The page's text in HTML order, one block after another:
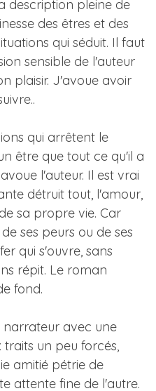
description pleine de
des êtres et des
qui séduit. Il faut
sensible de l'auteur
plaisir. J'avoue avoir
qui arrêtent le
être que tout ce qu'il a
l'auteur. Il est vrai
détruit tout, l'amour,
sa propre vie. Car
ses peurs ou de ses
qui s'ouvre, sans
répit. Le roman
fond.
narrateur avec une
traits un peu forcés,
amitié pétrie de
attente fine de l'autre.